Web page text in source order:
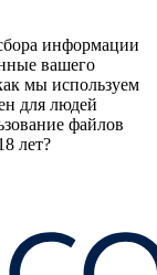
информации
вашего
мы используем
для людей
файлов
лет?